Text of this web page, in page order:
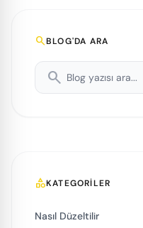
searchBLOG'DA ARA
search
categoryKATEGORİLER
Nasıl Düzeltilir